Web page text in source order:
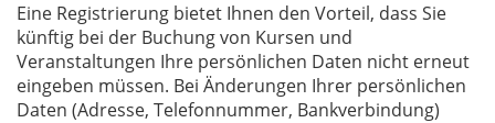
Eine Registrierung bietet Ihnen den Vorteil, dass Sie
künftig bei der Buchung von Kursen und
Veranstaltungen Ihre persönlichen Daten nicht erneut
eingeben müssen. Bei Änderungen Ihrer persönlichen
Daten (Adresse, Telefonnummer, Bankverbindung)